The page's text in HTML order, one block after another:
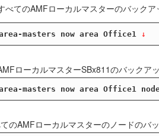
べてのAMFローカルマスターのバックア
masters now area Office1 ↓
ローカルマスターSBx811のバックア
masters now area Office1 node
のAMFローカルマスターのノードのバ